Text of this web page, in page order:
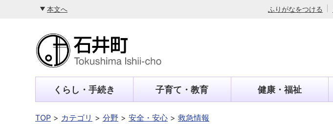
本文へ ふりがなをつける
くらし・手続き 子育て・教育 健康・福祉
TOP カテゴリ 分野 安全・安心
救急情報